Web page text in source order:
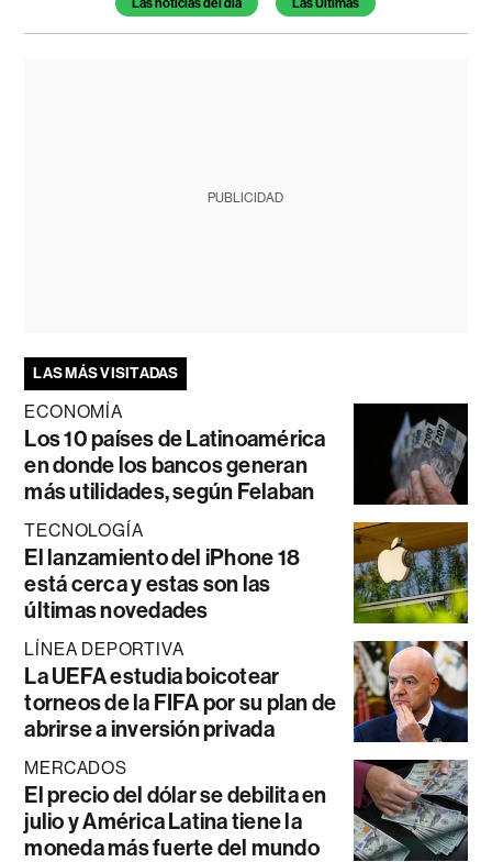
PUBLICIDAD
LAS MÁS VISITADAS
ECONOMÍA
Los 10 países de Latinoamérica
en donde los bancos generan
más utilidades, según Felaban
TECNOLOGÍA
El lanzamiento del iPhone 18
está cerca y estas son las
últimas novedades
LÍNEA DEPORTIVA
La UEFA estudia boicotear
torneos de la FIFA por su plan de
abrirse a inversión privada
MERCADOS
El precio del dólar se debilita en
julio y América Latina tiene la
moneda más fuerte del mundo